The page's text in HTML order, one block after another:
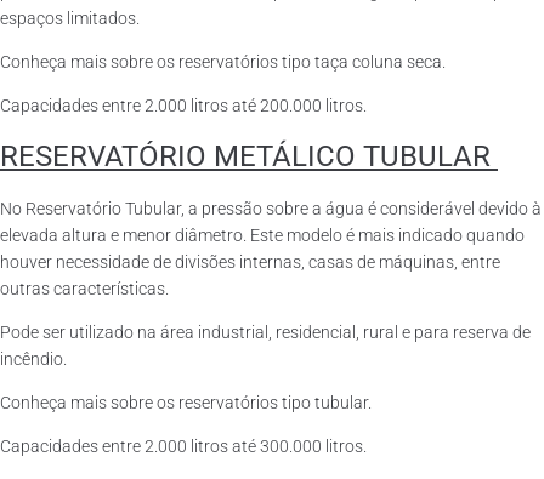
espaços limitados.
Conheça mais sobre os reservatórios tipo taça coluna seca.
Capacidades entre 2.000 litros até 200.000 litros.
RESERVATÓRIO METÁLICO TUBULAR
No Reservatório Tubular, a pressão sobre a água é considerável devido à
elevada altura e menor diâmetro. Este modelo é mais indicado quando
houver necessidade de divisões internas, casas de máquinas, entre
outras características.
Pode ser utilizado na área industrial, residencial, rural e para reserva de
incêndio.
Conheça mais sobre os reservatórios tipo tubular.
Capacidades entre 2.000 litros até 300.000 litros.